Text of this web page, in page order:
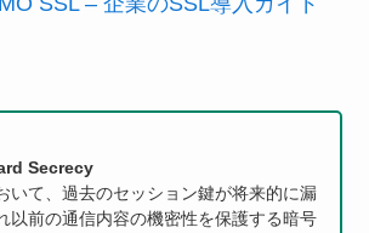
Secrecy
いて、過去のセッション鍵が将来的に漏
以前の通信内容の機密性を保護する暗号